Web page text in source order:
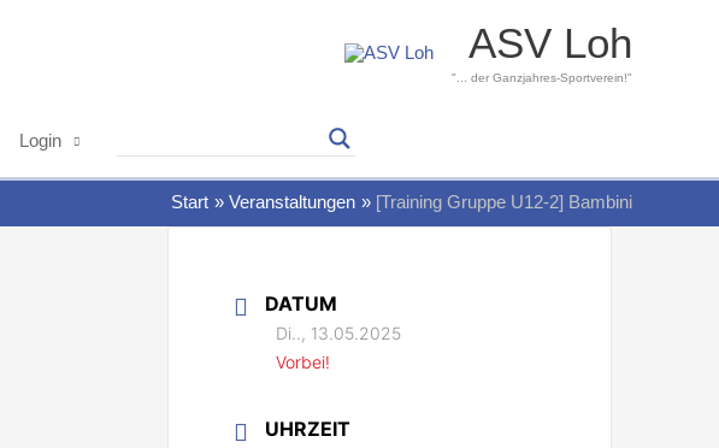
ASV Loh
"... der Ganzjahres-Sportverein!"
Login
Start Veranstaltungen [Training Gruppe U12-2] Bambini
DATUM
Di.., 13.05.2025
Vorbei!
UHRZEIT